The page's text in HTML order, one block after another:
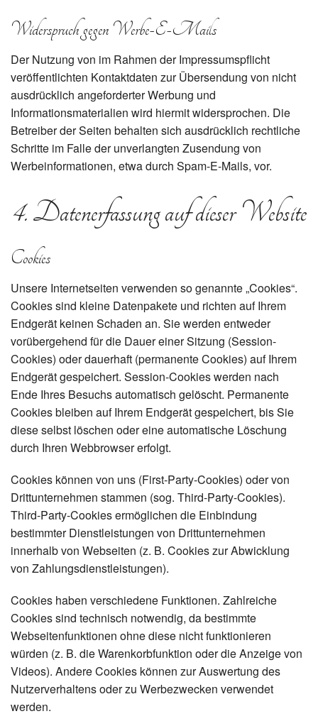
Widerspruch gegen Werbe-E-Mails
Der Nutzung von im Rahmen der Impressumspflicht
veröffentlichten Kontaktdaten zur Übersendung von nicht
ausdrücklich angeforderter Werbung und
Informationsmaterialien wird hiermit widersprochen. Die
Betreiber der Seiten behalten sich ausdrücklich rechtliche
Schritte im Falle der unverlangten Zusendung von
Werbeinformationen, etwa durch Spam-E-Mails, vor.
4. Datenerfassung auf dieser Website
Cookies
Unsere Internetseiten verwenden so genannte „Cookies“.
Cookies sind kleine Datenpakete und richten auf Ihrem
Endgerät keinen Schaden an. Sie werden entweder
vorübergehend für die Dauer einer Sitzung (Session-
Cookies) oder dauerhaft (permanente Cookies) auf Ihrem
Endgerät gespeichert. Session-Cookies werden nach
Ende Ihres Besuchs automatisch gelöscht. Permanente
Cookies bleiben auf Ihrem Endgerät gespeichert, bis Sie
diese selbst löschen oder eine automatische Löschung
durch Ihren Webbrowser erfolgt.
Cookies können von uns (First-Party-Cookies) oder von
Drittunternehmen stammen (sog. Third-Party-Cookies).
Third-Party-Cookies ermöglichen die Einbindung
bestimmter Dienstleistungen von Drittunternehmen
innerhalb von Webseiten (z. B. Cookies zur Abwicklung
von Zahlungsdienstleistungen).
Cookies haben verschiedene Funktionen. Zahlreiche
Cookies sind technisch notwendig, da bestimmte
Webseitenfunktionen ohne diese nicht funktionieren
würden (z. B. die Warenkorbfunktion oder die Anzeige von
Videos). Andere Cookies können zur Auswertung des
Nutzerverhaltens oder zu Werbezwecken verwendet
werden.